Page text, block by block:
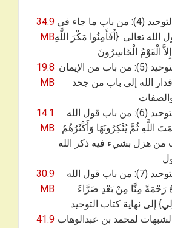
14_ {شرح كتاب التوحيد (4): من باب ما جاء في
تعالى: {أَفَأَمِنُوا مَكْرَ اللَّهِ
الْقَوْمُ الْخَاسِرُونَ
34.9
MB
15_ شرح كتاب التوحيد (5): من باب من الإيمان
الله إلى باب من جحد
19.8
MB
16_ شرح كتاب التوحيد (6): من باب قول الله
اللَّهِ ثُمَّ يُنْكِرُونَهَا وَأَكْثَرُهُمُ
من هزل بشيء فيه ذكر الله
14.1
MB
17_ شرح كتاب التوحيد (7): من باب قول الله
رَحْمَةً مِنَّا مِنْ بَعْدِ ضَرَّاءَ
إلى نهاية كتاب التوحيد
30.9
MB
41.9